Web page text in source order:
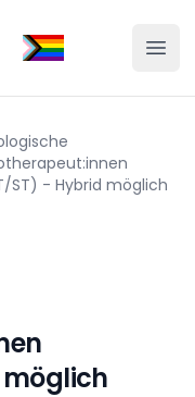
ST) - Hybrid möglich
möglich